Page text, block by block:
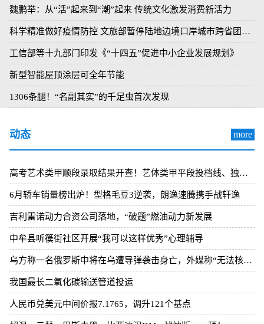
魏鹏举：从“活”起来到“潮”起来 传统文化激发消费新活力
科学精准做好疫情防控 文旅部暂停陆地边境口岸城市跨省团队旅游
工信部等十九部门印发《“十四五”促进中小企业发展规划》
新型智能屋顶涂层可全年节能
1306条腿！“名副其实”的千足虫首次发现
动态 more
高考艺术类甲顺段录取结果开查！艺体类甲平段投档线、独立设置艺术类本科院校自划线公布
6月轿车销量榜出炉！型格毛豆3逆袭，朗逸速腾携手战轩逸
吉利雷诺动力合资公司落地，“破题”燃油动力新发展
中牟县听篌街社区开展“我可以这样优秀”心理辅导
乌方称一名俄罗斯中将在乌遭导弹袭击身亡，外媒称“无法核实”
我国最长二氧化碳输送管道投运
人民币兑美元中间价报7.1765，调升121个基点